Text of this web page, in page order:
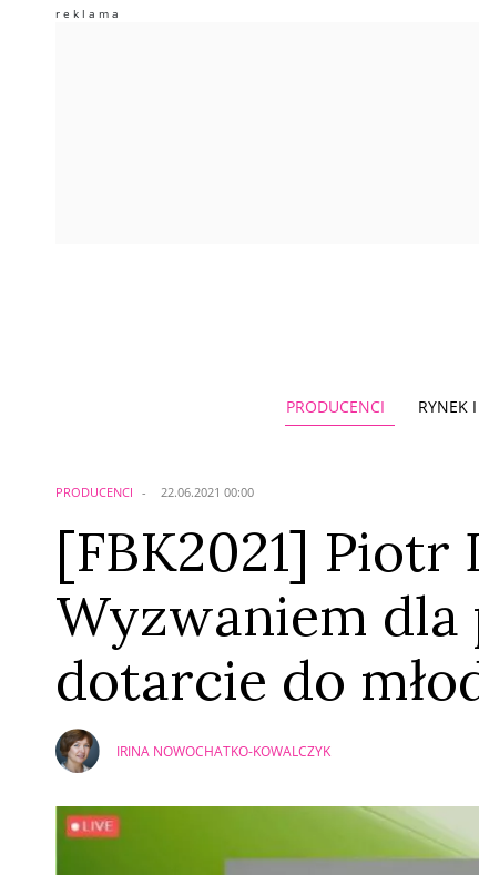
PRODUCENCI RYNEK
PRODUCENCI 22.06.2021 00:00
[FBK2021] Piotr
Wyzwaniem
dotarcie do
IRINA NOWOCHATKO-KOWALCZYK